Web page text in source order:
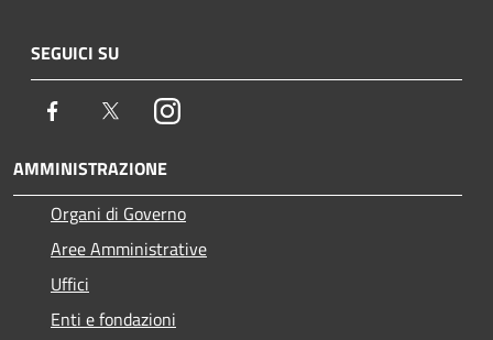
SEGUICI SU
Facebook TwitterInstagram
AMMINISTRAZIONE
Organi di Governo
Aree Amministrative
Uffici
Enti e fondazioni